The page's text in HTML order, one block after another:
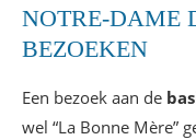
NOTRE-DAME
BEZOEKEN
Een bezoek aan de
wel “La Bonne Mère”